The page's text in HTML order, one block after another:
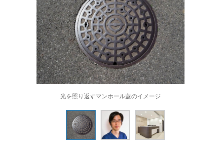
光を照り返すマンホール蓋のイメージ